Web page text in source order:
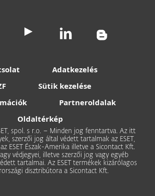
Adatkezelés
Sütik kezelése
Partneroldalak
Oldaltérkép
spol. s r.o. – Minden jog fenntartva. Az itt
szerzői jog által védett tartalmak az ESET,
ESET Észak-Amerika illetve a Sicontact Kft.
védjegyei, illetve szerzői jog vagy egyéb
tartalmai. Az ESET termékek kizárólagos
disztribútora a Sicontact Kft.